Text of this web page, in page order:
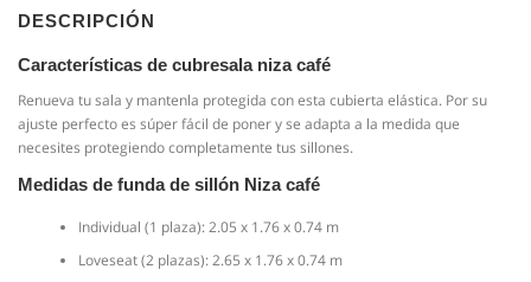
DESCRIPCIÓN
Características de cubresala niza café
Renueva tu sala y mantenla protegida con esta cubierta elástica. Por su
ajuste perfecto es súper fácil de poner y se adapta a la medida que
necesites protegiendo completamente tus sillones.
Medidas de funda de sillón Niza café
Individual (1 plaza): 2.05 x 1.76 x 0.74 m
Loveseat (2 plazas): 2.65 x 1.76 x 0.74 m